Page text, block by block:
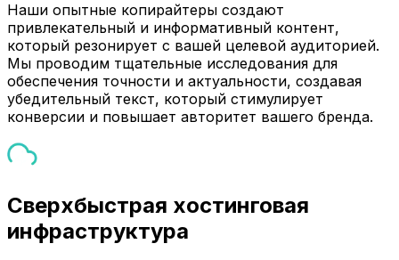
Наши опытные копирайтеры создают
привлекательный и информативный контент,
который резонирует с вашей целевой аудиторией.
Мы проводим тщательные исследования для
обеспечения точности и актуальности, создавая
убедительный текст, который стимулирует
конверсии и повышает авторитет вашего бренда.
Сверхбыстрая хостинговая
инфраструктура